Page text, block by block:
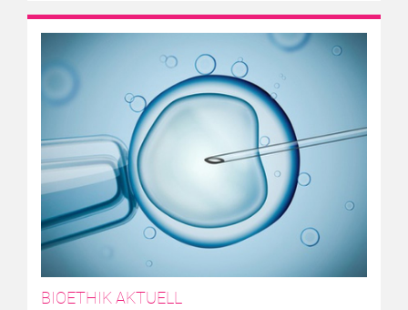
BIOETHIK AKTUELL